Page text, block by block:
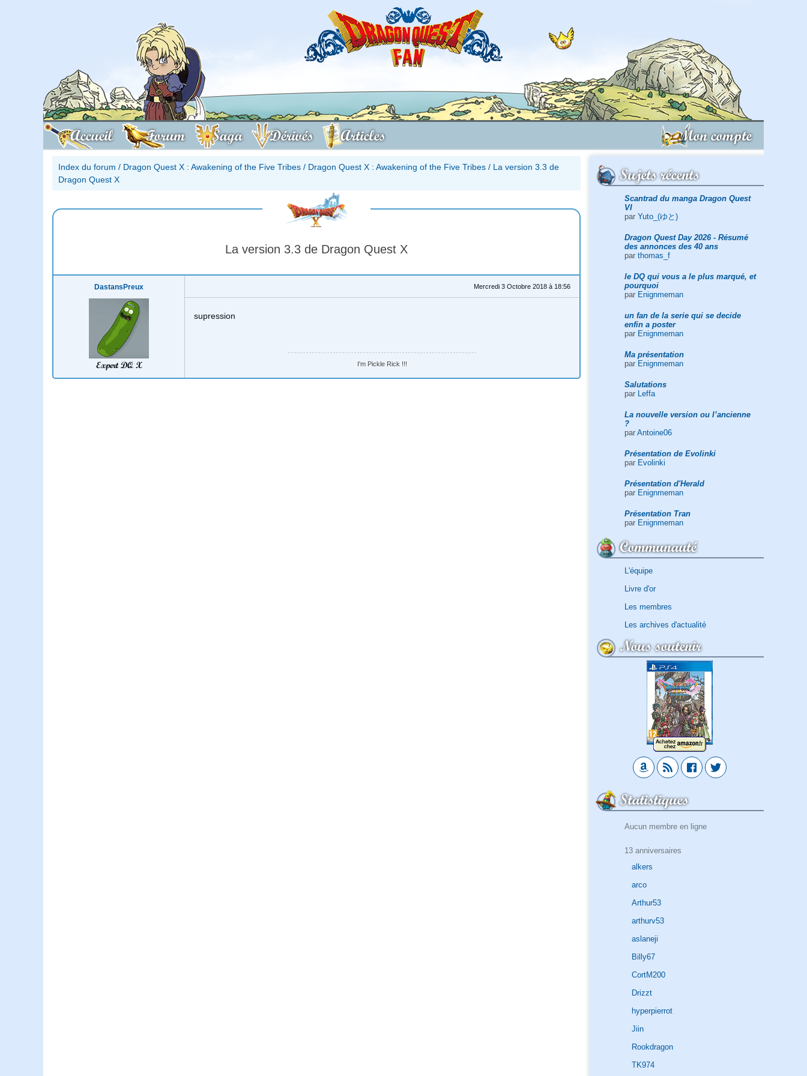
Accueil Forum Saga Dérivés Articles Mon compte
Sujets récents
Scantrad du manga Dragon Quest
VI
par Yuto_(ゆと)
Dragon Quest Day 2026 - Résumé
des annonces des 40 ans
par thomas_f
le DQ qui vous a le plus marqué, et
pourquoi
par Enignmeman
un fan de la serie qui se decide
enfin a poster
par Enignmeman
Ma présentation
par Enignmeman
Salutations
par
Leffa
La nouvelle version ou l’ancienne
?
par Antoine06
Présentation de Evolinki
par Evolinki
Présentation d'Herald
par Enignmeman
Présentation Tran
par Enignmeman
Communauté
L'équipe
Livre d'or
Les membres
Les archives d'actualité
Nous soutenir
Statistiques
Aucun membre en ligne
13 anniversaires
alkers
arco
Arthur53
arthurv53
aslaneji
Billy67
CortM200
Drizzt
hyperpierrot
Jiin
Rookdragon
TK974
Index du forum / Dragon Quest X : Awakening of the Five Tribes / Dragon Quest X : Awakening of the Five Tribes / La version 3.3 de
Dragon Quest X
La version 3.3 de Dragon Quest X
DastansPreux
Expert DQ X
Mercredi 3 Octobre 2018 à 18:56
supression
I'm Pickle Rick !!!